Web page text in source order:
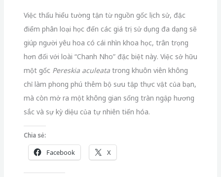
Việc thấu hiểu tường tận từ nguồn gốc lịch sử, đặc
điểm phân loại học đến các giá trị sử dụng đa dạng sẽ
giúp người yêu hoa có cái nhìn khoa học, trân trọng
hơn đối với loài “Chanh Nho” đặc biệt này. Việc sở hữu
một gốc Pereskia aculeatatrong khuôn viên không
chỉ làm phong phú thêm bộ sưu tập thực vật của bạn,
mà còn mở ra một không gian sống tràn ngập hương
sắc và sự kỳ diệu của tự nhiên tiến hóa.
Chia sẻ:
Facebook X